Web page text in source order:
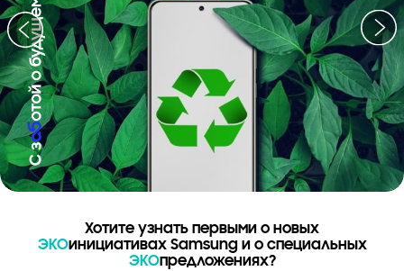
Хотите узнать первыми о новых
ЭКОинициативах Samsung и о специальных
ЭКОпредложениях?